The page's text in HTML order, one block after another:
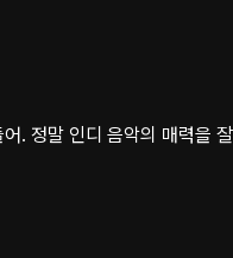
. 정말 인디 음악의 매력을